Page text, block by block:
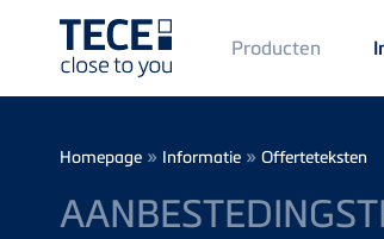
Main
Menü
1
Producten
Breadcrumb
Homepage » Informatie » Offerteteksten